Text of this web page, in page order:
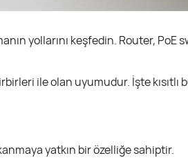
yollarını keşfedin. Router, PoE
ile olan uyumudur. İşte kısıtlı
yatkın bir özelliğe sahiptir.